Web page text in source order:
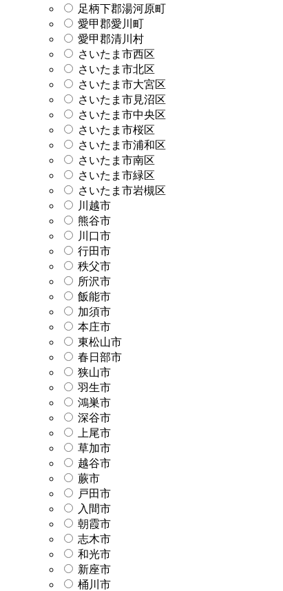
足柄下郡湯河原町
愛甲郡愛川町
愛甲郡清川村
さいたま市西区
さいたま市北区
さいたま市大宮区
さいたま市見沼区
さいたま市中央区
さいたま市桜区
さいたま市浦和区
さいたま市南区
さいたま市緑区
さいたま市岩槻区
川越市
熊谷市
川口市
行田市
秩父市
所沢市
飯能市
加須市
本庄市
東松山市
春日部市
狭山市
羽生市
鴻巣市
深谷市
上尾市
草加市
越谷市
蕨市
戸田市
入間市
朝霞市
志木市
和光市
新座市
桶川市